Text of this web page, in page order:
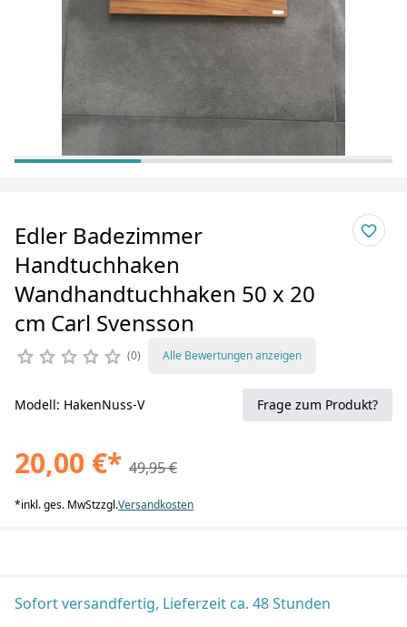
Edler Badezimmer
Handtuchhaken
Wandhandtuchhaken 50 x 20
cm Carl Svensson
0 Alle Bewertungen anzeigen
Modell: HakenNuss-V Frage zum Produkt?
20,00 €* 49,95 €
*inkl. ges. MwStzzgl.Versandkosten
Sofort versandfertig, Lieferzeit ca. 48 Stunden